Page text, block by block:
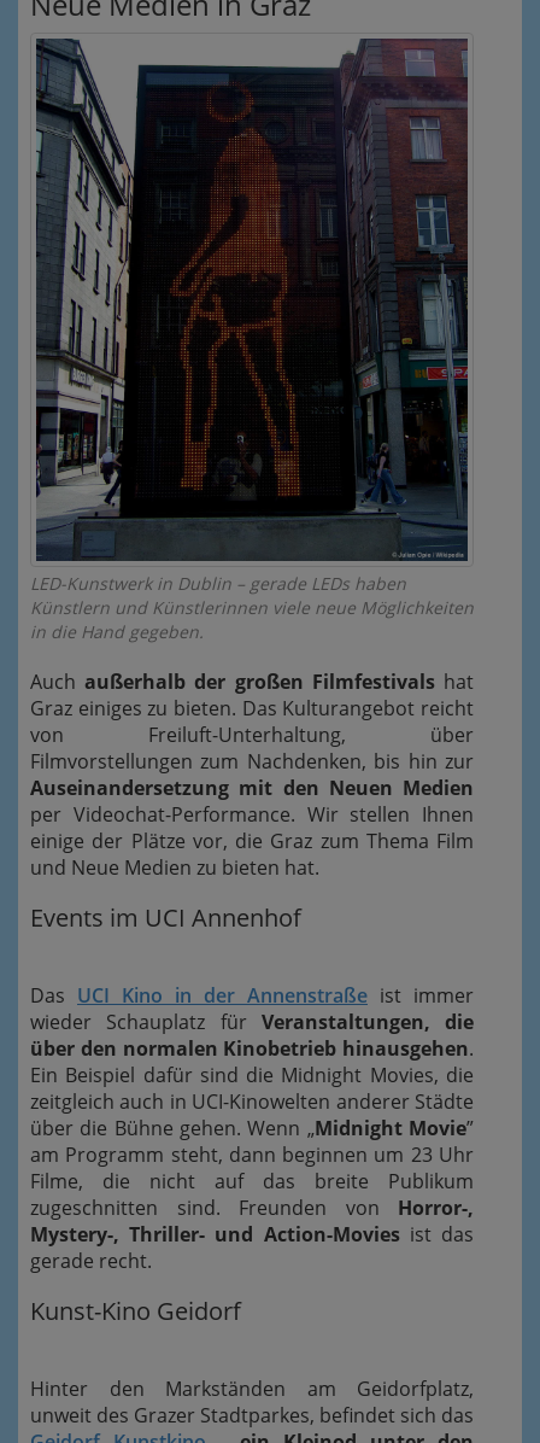
LED-Kunstwerk in Dublin – gerade LEDs haben
Künstlern und Künstlerinnen viele neue Möglichkeiten
in die Hand gegeben.
Auchaußerhalb der großen Filmfestivalshat
Graz einiges zu bieten. Das Kulturangebot reicht
von Freiluft-Unterhaltung, über
Filmvorstellungen zum Nachdenken, bis hin zur
Auseinandersetzung mit den Neuen Medien
per Videochat-Performance. Wir stellen Ihnen
einige der Plätze vor, die Graz zum Thema Film
und Neue Medien zu bieten hat.
Events im UCI Annenhof
Das UCI Kino in der Annenstraße ist immer
wieder Schauplatz für Veranstaltungen, die
über den normalen Kinobetrieb hinausgehen.
Ein Beispiel dafür sind die Midnight Movies, die
zeitgleich auch in UCI-Kinowelten anderer Städte
über die Bühne gehen. Wenn „Midnight Movie”
am Programm steht, dann beginnen um 23 Uhr
Filme, die nicht auf das breite Publikum
zugeschnitten sind. Freunden von Horror-,
Mystery-, Thriller- und Action-Moviesist das
gerade recht.
Kunst-Kino Geidorf
Hinter den Markständen am Geidorfplatz,
unweit des Grazer Stadtparkes, befindet sich das